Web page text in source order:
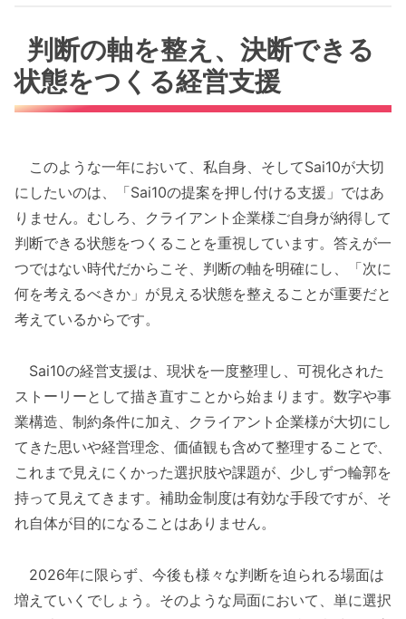
判断の軸を整え、決断できる
状態をつくる経営支援
このような一年において、私自身、そしてSai10が大切
にしたいのは、「Sai10の提案を押し付ける支援」ではあ
りません。むしろ、クライアント企業様ご自身が納得して
判断できる状態をつくることを重視しています。答えが一
つではない時代だからこそ、判断の軸を明確にし、「次に
何を考えるべきか」が見える状態を整えることが重要だと
考えているからです。
Sai10の経営支援は、現状を一度整理し、可視化された
ストーリーとして描き直すことから始まります。数字や事
業構造、制約条件に加え、クライアント企業様が大切にし
てきた思いや経営理念、価値観も含めて整理することで、
これまで見えにくかった選択肢や課題が、少しずつ輪郭を
持って見えてきます。補助金制度は有効な手段ですが、そ
れ自体が目的になることはありません。
2026年に限らず、今後も様々な判断を迫られる場面は
増えていくでしょう。そのような局面において、単に選択